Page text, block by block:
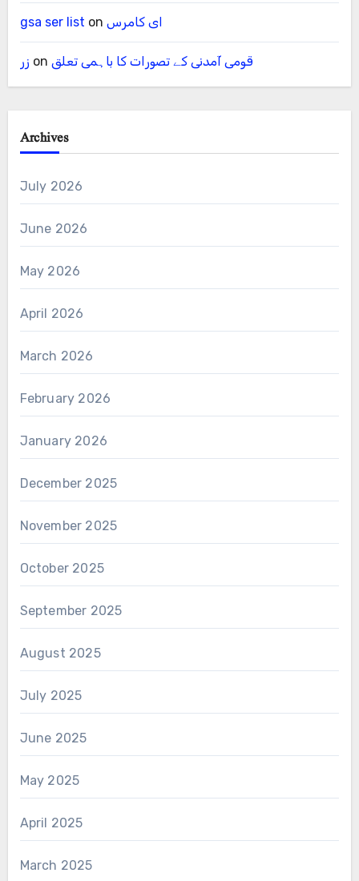
gsa ser list on ای کامرس
زر on قومی آمدنی کے تصورات کا باہمی تعلق
Archives
July 2026
June 2026
May 2026
April 2026
March 2026
February 2026
January 2026
December 2025
November 2025
October 2025
September 2025
August 2025
July 2025
June 2025
May 2025
April 2025
March 2025